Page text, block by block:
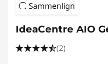
Sammenlign
IdeaCentre AIO
(2)